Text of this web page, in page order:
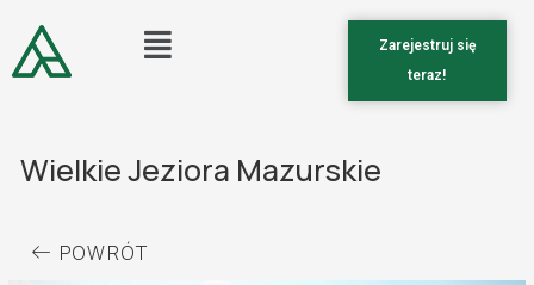
Zarejestruj się
teraz!
Wielkie Jeziora Mazurskie
POWRÓT